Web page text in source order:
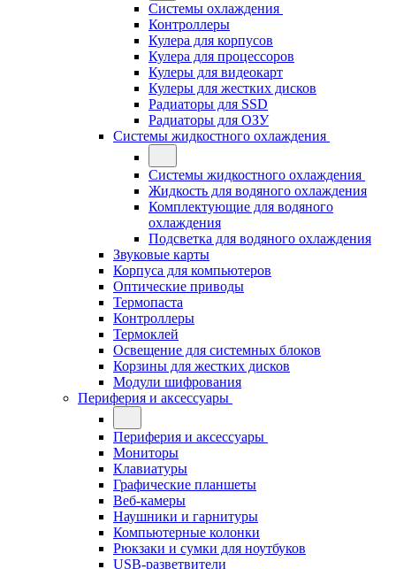
Системы охлаждения
Контроллеры
Кулера для корпусов
Кулера для процессоров
Кулеры для видеокарт
Кулеры для жестких дисков
Радиаторы для SSD
Радиаторы для ОЗУ
Системы жидкостного охлаждения
Системы жидкостного охлаждения
Жидкость для водяного охлаждения
Комплектующие для водяного
охлаждения
Подсветка для водяного охлаждения
Звуковые карты
Корпуса для компьютеров
Оптические приводы
Термопаста
Контроллеры
Термоклей
Освещение для системных блоков
Корзины для жестких дисков
Модули шифрования
Периферия и аксессуары
Периферия и аксессуары
Мониторы
Клавиатуры
Графические планшеты
Веб-камеры
Наушники и гарнитуры
Компьютерные колонки
Рюкзаки и сумки для ноутбуков
USB-разветвители